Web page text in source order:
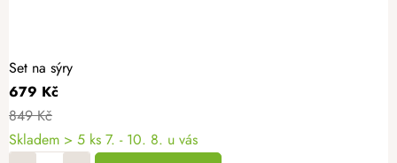
Set na sýry
679 Kč
849 Kč
Skladem > 5 ks 7. - 10. 8. u vás